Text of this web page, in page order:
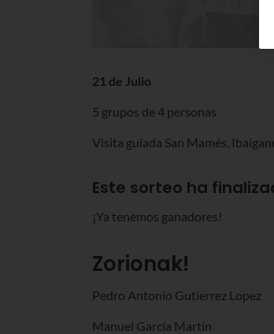
21 de Julio
5 grupos de 4 personas
Visita guiada San Mamés,
Este sorteo ha
¡Ya tenemos ganadores!
Zorionak!
Pedro Antonio Gutierrez Lopez
Manuel García Martín